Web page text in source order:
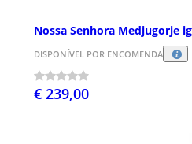
Nossa Senhora Medjugorje
DISPONÍVEL POR ENCOMENDA
€ 239,00